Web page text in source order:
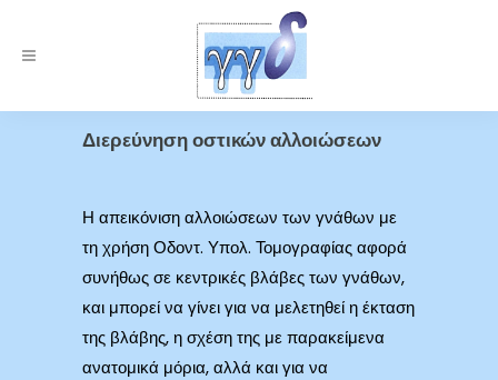
Διερεύνηση οστικών αλλοιώσεων
Η απεικόνιση αλλοιώσεων των γνάθων με
τη χρήση Οδοντ. Υπολ. Τομογραφίας αφορά
συνήθως σε κεντρικές βλάβες των γνάθων,
και μπορεί να γίνει για να μελετηθεί η έκταση
της βλάβης, η σχέση της με παρακείμενα
ανατομικά μόρια, αλλά και για να